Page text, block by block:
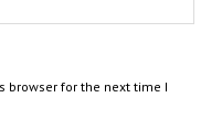
browser for the next time I